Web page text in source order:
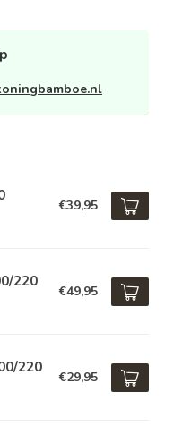
€39,95
220
€49,95
220
€29,95